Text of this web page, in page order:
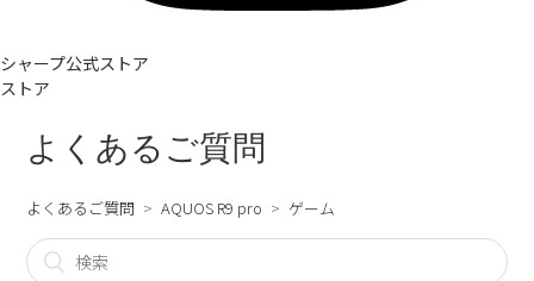
シャープ公式ストア
ストア
よくあるご質問
よくあるご質問 AQUOS R9 pro ゲーム